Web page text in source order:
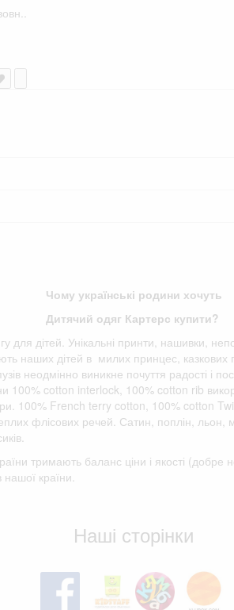
Чому українські родини хочуть
Дитячий одяг Картерс купити?
для дітей. Унікальні принти, нашивки,
наших дітей в милих принцес, казкових
неодмінно виникне почуття радості і
100% cotton interlock, 100% cotton rib
100% French terry cotton, 100% cotton
флісових речей. Сатин, поплін,
тримають баланс ціни і якості
країни.
Наші сторінки